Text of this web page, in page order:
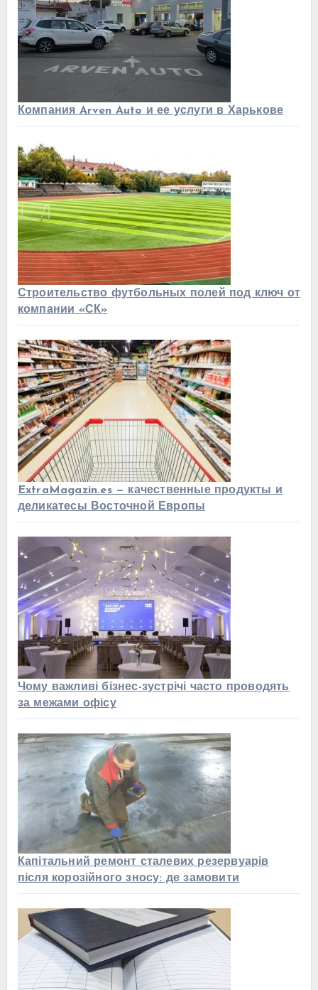
Компания Arven Auto и ее услуги в Харькове
Строительство футбольных полей под ключ от
компании «СК»
ExtraMagazin.es — качественные продукты и
деликатесы Восточной Европы
Чому важливі бізнес-зустрічі часто проводять
за межами офісу
Капітальний ремонт сталевих резервуарів
після корозійного зносу: де замовити